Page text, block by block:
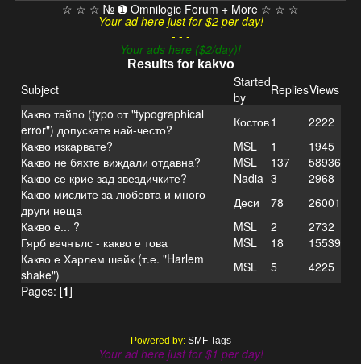
☆ ☆ ☆ № ➊ Omnilogic Forum + More ☆ ☆ ☆
Your ad here just for $2 per day!
- - -
Your ads here ($2/day)!
Results for kakvo
Subject
Started
by
RepliesViews
Какво тайпо (typo от "typographical
error") допускате най-често?
Костов1
2222
Какво изкарвате?
MSL 1
1945
Какво не бяхте виждали отдавна?
MSL 137
58936
Какво се крие зад звездичките?
Nadia 3
2968
Какво мислите за любовта и много
други неща
Деси 78
26001
Какво е... ?
MSL 2
2732
Гярб вечнълс - какво е това
MSL 18
15539
Какво е Харлем шейк (т.е. "Harlem
shake")
MSL 5
4225
Pages: [1]
Powered by: SMF Tags
Your ad here just for $1 per day!